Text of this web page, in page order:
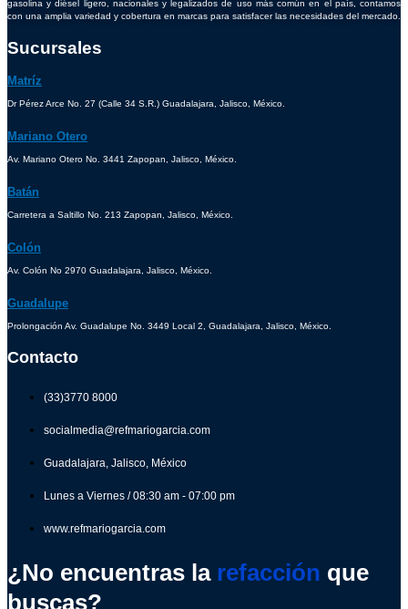
gasolina y diésel ligero, nacionales y legalizados de uso más común en el país, contamos
con una amplia variedad y cobertura en marcas para satisfacer las necesidades del mercado.
Sucursales
Matríz
Dr Pérez Arce No. 27 (Calle 34 S.R.) Guadalajara, Jalisco, México.
Mariano Otero
Av. Mariano Otero No. 3441 Zapopan, Jalisco, México.
Batán
Carretera a Saltillo No. 213 Zapopan, Jalisco, México.
Colón
Av. Colón No 2970 Guadalajara, Jalisco, México.
Guadalupe
Prolongación Av. Guadalupe No. 3449 Local 2, Guadalajara, Jalisco, México.
Contacto
(33)3770 8000
socialmedia@refmariogarcia.com
Guadalajara, Jalisco, México
Lunes a Viernes / 08:30 am - 07:00 pm
www.refmariogarcia.com
¿No encuentras la refacción que
buscas?